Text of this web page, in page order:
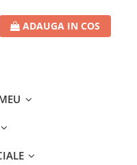
ADAUGA IN COS